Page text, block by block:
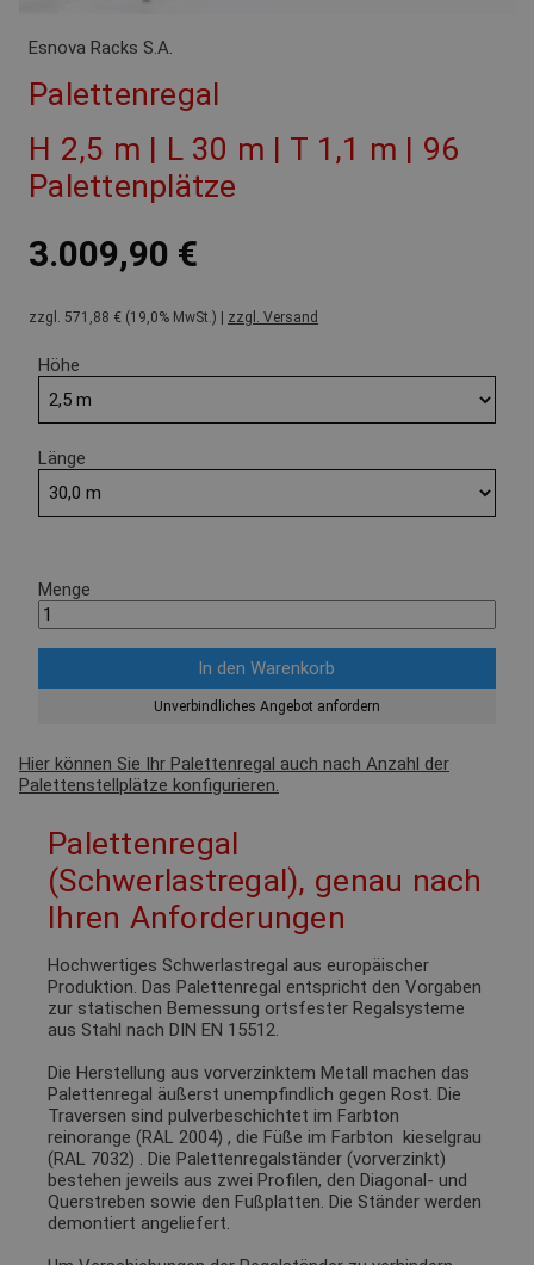
Esnova Racks S.A.
Palettenregal
H 2,5 m | L 30 m | T 1,1 m | 96
Palettenplätze
3.009,90 €
zzgl. 571,88 € (19,0% MwSt.) | zzgl. Versand
Höhe
Länge
Menge
Unverbindliches Angebot anfordern
Hier können Sie Ihr Palettenregal auch nach Anzahl der
Palettenstellplätze konfigurieren.
Palettenregal
(Schwerlastregal), genau nach
Ihren Anforderungen
Hochwertiges Schwerlastregal aus europäischer
Produktion. Das Palettenregal entspricht den Vorgaben
zur statischen Bemessung ortsfester Regalsysteme
aus Stahl nach DIN EN 15512.
Die Herstellung aus vorverzinktem Metall machen das
Palettenregal äußerst unempfindlich gegen Rost. Die
Traversen sind pulverbeschichtet im Farbton
reinorange (RAL 2004) , die Füße im Farbton
kieselgrau
(RAL 7032) . Die Palettenregalständer (vorverzinkt)
bestehen jeweils aus zwei Profilen, den Diagonal- und
Querstreben sowie den Fußplatten. Die Ständer werden
demontiert angeliefert.